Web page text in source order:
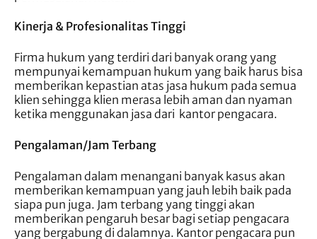
Kinerja & Profesionalitas Tinggi
Firma hukum yang terdiri dari banyak orang yang
mempunyai kemampuan hukum yang baik harus bisa
memberikan kepastian atas jasa hukum pada semua
klien sehingga klien merasa lebih aman dan nyaman
ketika menggunakan jasa dari kantor pengacara.
Pengalaman/Jam Terbang
Pengalaman dalam menangani banyak kasus akan
memberikan kemampuan yang jauh lebih baik pada
siapa pun juga. Jam terbang yang tinggi akan
memberikan pengaruh besar bagi setiap pengacara
yang bergabung di dalamnya. Kantor pengacara pun